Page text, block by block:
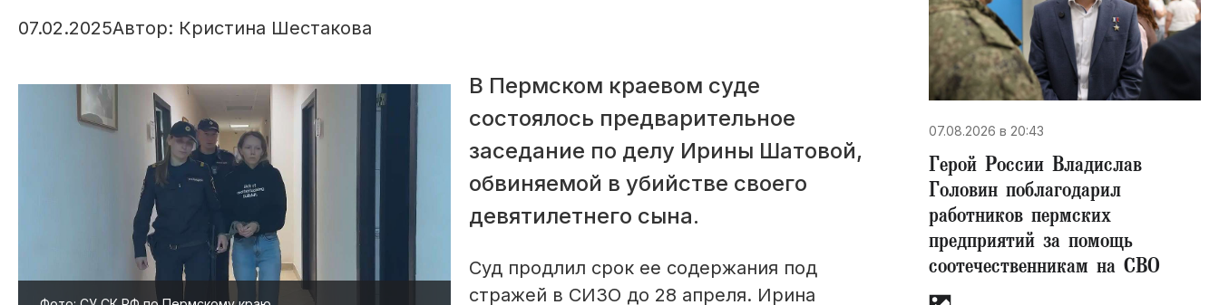
07.02.2025Автор: Кристина Шестакова
В Пермском краевом суде
состоялось предварительное
заседание по делу Ирины Шатовой,
обвиняемой в убийстве своего
девятилетнего сына.
Суд продлил срок ее содержания под
стражей в СИЗО до 28 апреля. Ирина
07.08.2026 в 20:43
Герой России Владислав
Головин поблагодарил
работников пермских
предприятий за помощь
соотечественникам на СВО